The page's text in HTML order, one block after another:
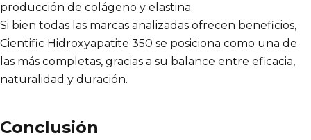
producción de colágeno y elastina.
Si bien todas las marcas analizadas ofrecen beneficios,
Cientific Hidroxyapatite 350 se posiciona como una de
las más completas, gracias a su balance entre eficacia,
naturalidad y duración.
Conclusión